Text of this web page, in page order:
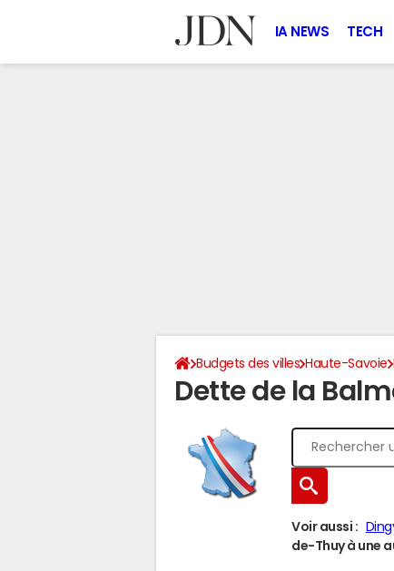
IA NEWS TECH
Budgets des villes Haute-Savoie
Dette de la
Voir aussi :
de-Thuy à une